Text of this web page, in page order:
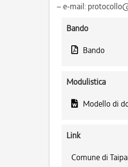
– e-mail:
Bando
Bando
Modulistica
Modello di
Link
Comune di